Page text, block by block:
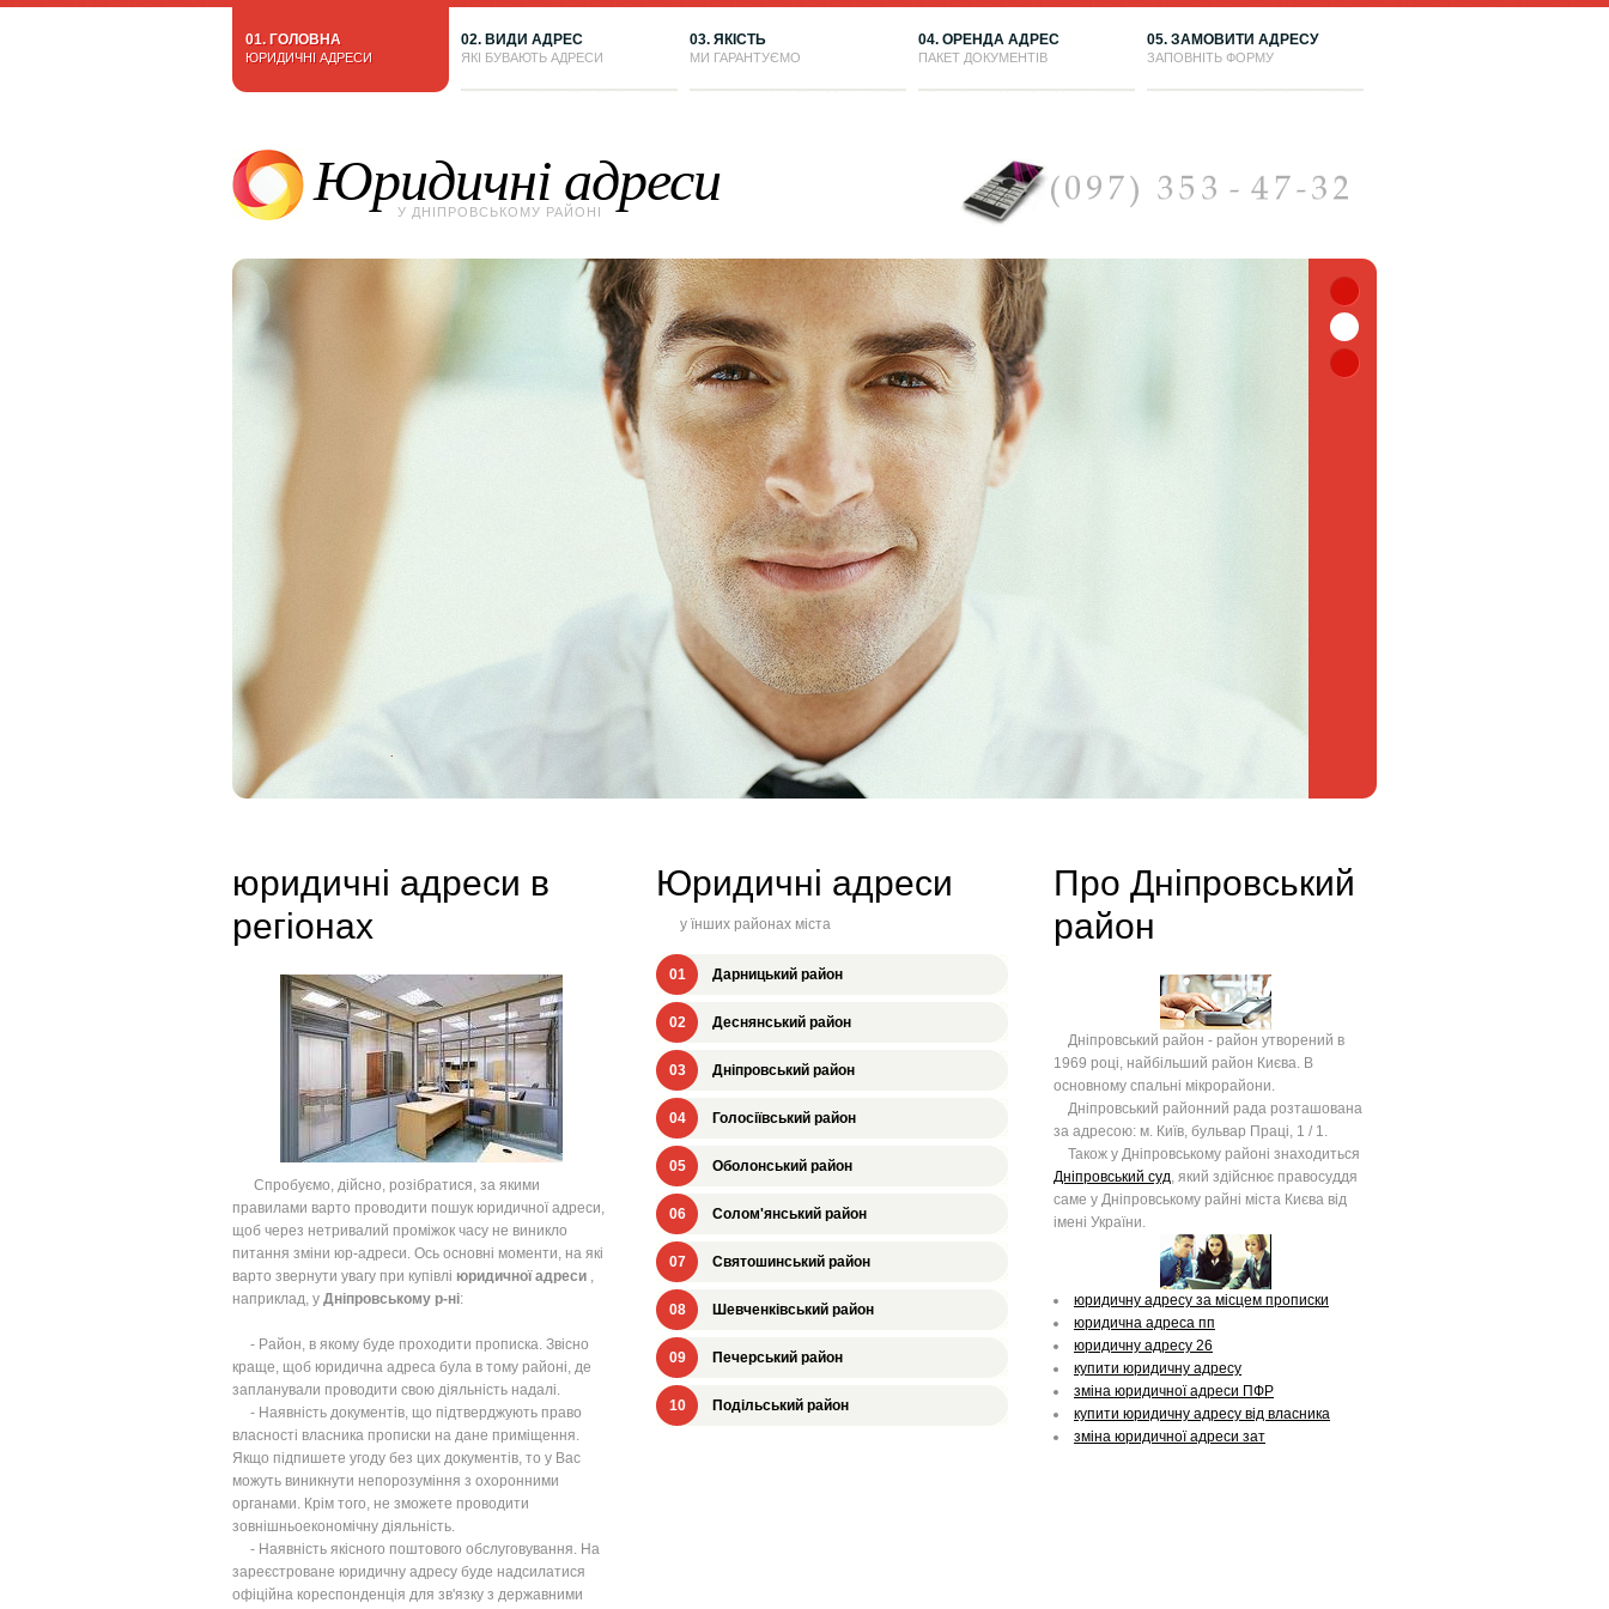
01. ГОЛОВНА
ЮРИДИЧНІ АДРЕСИ
02. ВИДИ АДРЕС
ЯКІ БУВАЮТЬ АДРЕСИ
03. ЯКІСТЬ
МИ ГАРАНТУЄМО
04. ОРЕНДА АДРЕС
ПАКЕТ ДОКУМЕНТІВ
05. ЗАМОВИТИ АДРЕСУ
ЗАПОВНІТЬ ФОРМУ
Юридичні адреси
У ДНІПРОВСЬКОМУ РАЙОНІ
юридичні адреси в
регіонах
Спробуємо, дійсно, розібратися, за якими
правилами варто проводити пошук юридичної адреси,
щоб через нетривалий проміжок часу не виникло
питання зміни юр-адреси. Ось основні моменти, на які
варто звернути увагу при купівлі юридичної адреси ,
наприклад, у Дніпровському р-ні:
- Район, в якому буде проходити прописка. Звісно
краще, щоб юридична адреса була в тому районі, де
запланували проводити свою діяльність надалі.
- Наявність документів, що підтверджують право
власності власника прописки на дане приміщення.
Якщо підпишете угоду без цих документів, то у Вас
можуть виникнути непорозуміння з охоронними
органами. Крім того, не зможете проводити
зовнішньоекономічну діяльність.
- Наявність якісного поштового обслуговування. На
зареєстроване юридичну адресу буде надсилатися
офіційна кореспонденція для зв'язку з державними
Юридичні адреси
у їнших районах міста
01 Дарницький район
02 Деснянський район
03 Дніпровський район
04 Голосіївський район
05 Оболонський район
06 Солом'янський район
07 Святошинський район
08 Шевченківський район
09 Печерський район
10 Подільський район
Про Дніпровський
район
Дніпровський район - район утворений в
1969 році, найбільший район Києва. В
основному спальні мікрорайони.
Дніпровський районний рада розташована
за адресою: м. Київ, бульвар Праці, 1 / 1.
Також у Дніпровському районі знаходиться
Дніпровський суд, який здійснює правосуддя
саме у Дніпровському райні міста Києва від
імені України.
юридичну адресу за місцем прописки
юридична адреса пп
юридичну адресу 26
купити юридичну адресу
зміна юридичної адреси ПФР
купити юридичну адресу від власника
зміна юридичної адреси зат